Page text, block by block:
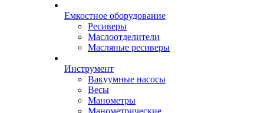
Емкостное оборудование
Ресиверы
Маслоотделители
Масляные ресиверы
Инструмент
Вакуумные насосы
Весы
Манометры
Манометрические